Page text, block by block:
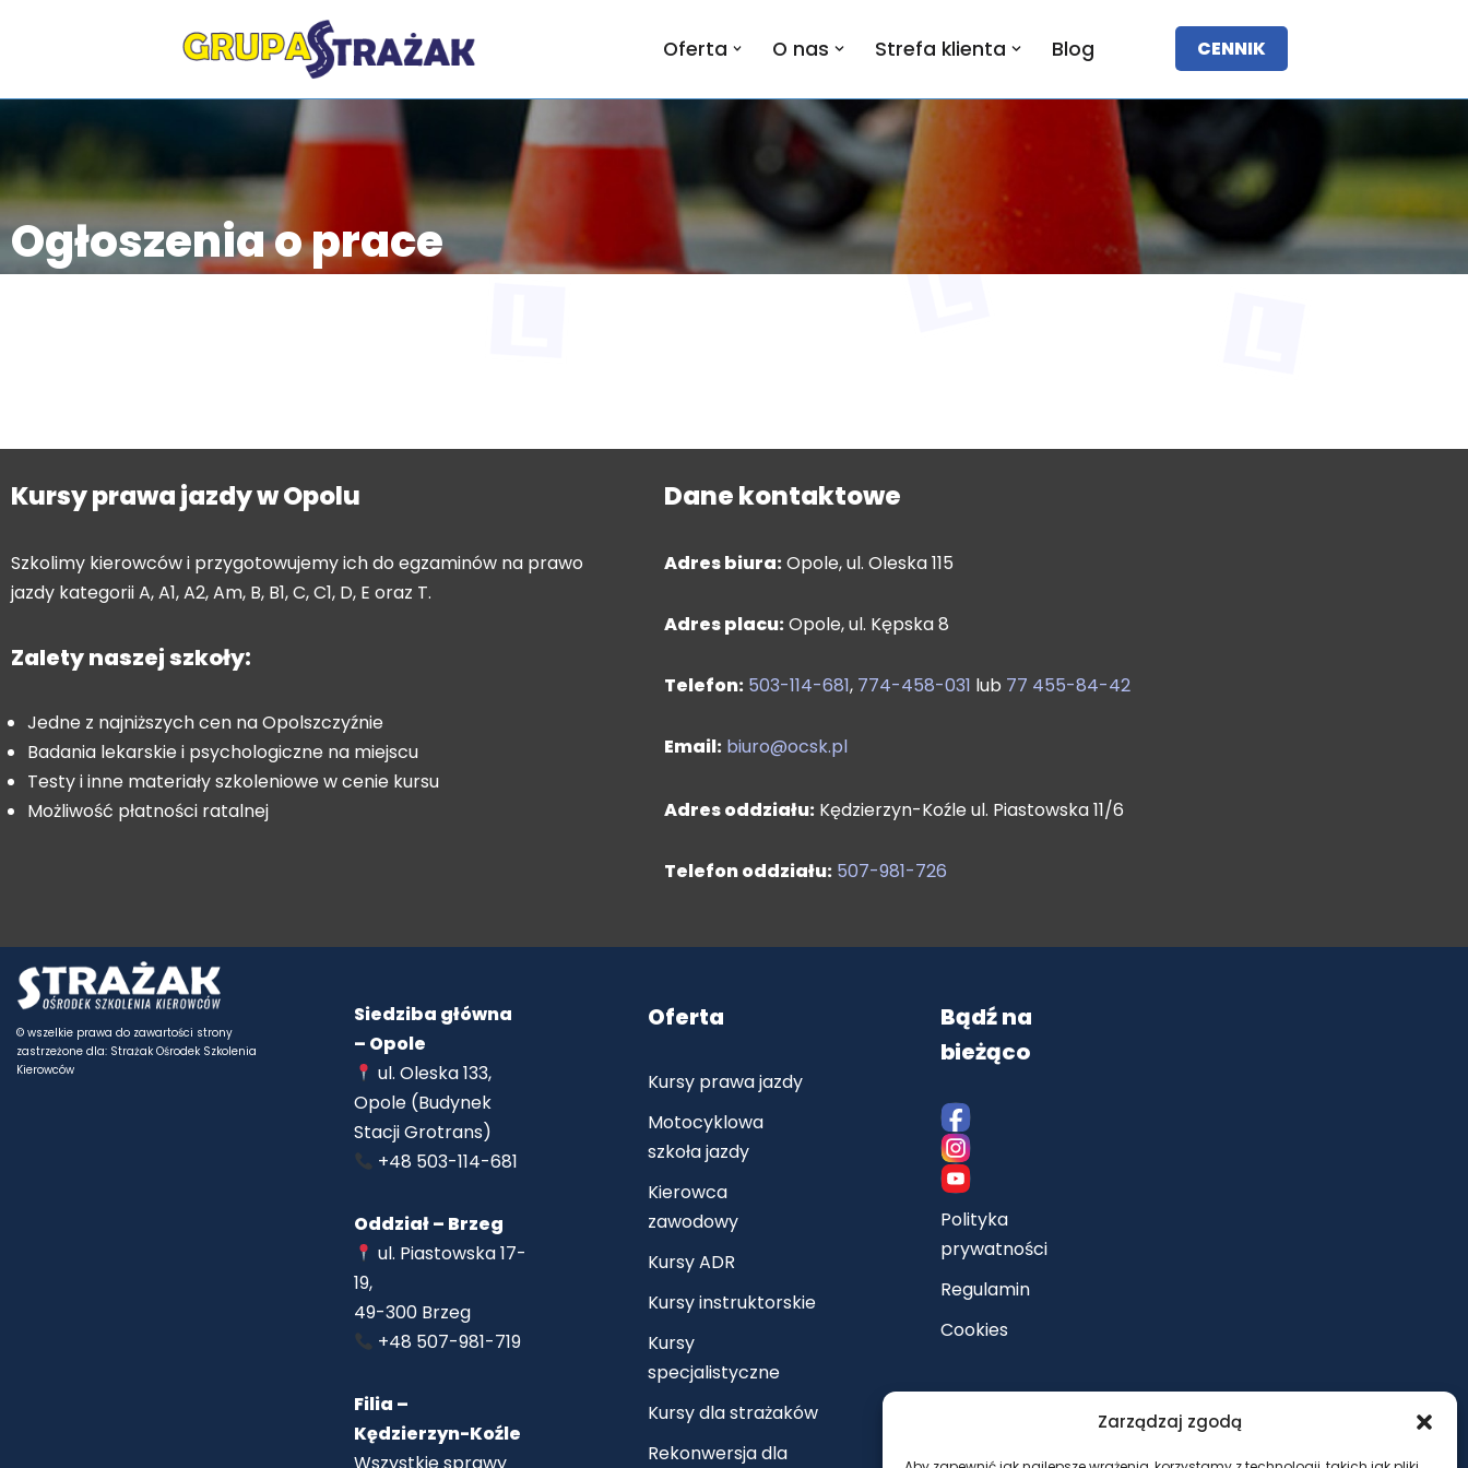
Zarządzaj zgodą
Oferta O nas Strefa klienta Blog CENNIK
Ogłoszenia o prace
Kursy prawa jazdy w Opolu
Szkolimy kierowców i przygotowujemy ich do egzaminów na prawo
jazdy kategorii A, A1, A2, Am, B, B1, C, C1, D, E oraz T.
Zalety naszej szkoły:
Jedne z najniższych cen na Opolszczyźnie
Badania lekarskie i psychologiczne na miejscu
Testy i inne materiały szkoleniowe w cenie kursu
Możliwość płatności ratalnej
Dane kontaktowe
Adres biura:Opole, ul. Oleska 115
Adres placu:Opole, ul. Kępska 8
Telefon: 503-114-681, 774-458-031 lub 77 455-84-42
Email: biuro@ocsk.pl
Adres oddziału:Kędzierzyn-Koźle ul. Piastowska 11/6
Telefon oddziału: 507-981-726
© wszelkie prawa do zawartości strony
zastrzeżone dla: Strażak Ośrodek Szkolenia
Kierowców
Siedziba główna
– Opole
ul. Oleska 133,
Opole (Budynek
Stacji Grotrans)
+48 503-114-681
Oddział – Brzeg
ul. Piastowska 17-
19,
49-300 Brzeg
+48 507-981-719
Filia –
Kędzierzyn-Koźle
Oferta
Kursy prawa jazdy
Motocyklowa
szkoła jazdy
Kierowca
zawodowy
Kursy ADR
Kursy instruktorskie
Kursy
specjalistyczne
Kursy dla strażaków
Rekonwersja dla
Bądź na
bieżąco
Polityka
prywatności
Regulamin
Cookies